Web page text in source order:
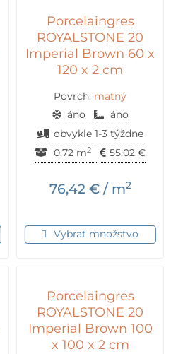
Porcelaingres
ROYALSTONE 20
Imperial Brown 60 x
120 x 2 cm
Povrch: matný
áno
áno
obvykle 1-3 týždne
0.72 m2 55,02 €
76,42 €/ m2
Vybrať množstvo
Porcelaingres
ROYALSTONE 20
Imperial Brown 100
x 100 x 2 cm